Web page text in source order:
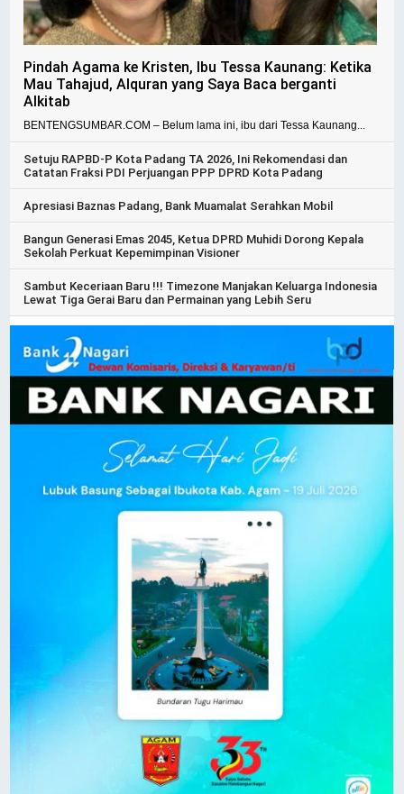
Pindah Agama ke Kristen, Ibu Tessa Kaunang: Ketika
Mau Tahajud, Alquran yang Saya Baca berganti
Alkitab
BENTENGSUMBAR.COM – Belum lama ini, ibu dari Tessa Kaunang...
Setuju RAPBD-P Kota Padang TA 2026, Ini Rekomendasi dan
Catatan Fraksi PDI Perjuangan PPP DPRD Kota Padang
Apresiasi Baznas Padang, Bank Muamalat Serahkan Mobil
Bangun Generasi Emas 2045, Ketua DPRD Muhidi Dorong Kepala
Sekolah Perkuat Kepemimpinan Visioner
Sambut Keceriaan Baru !!! Timezone Manjakan Keluarga Indonesia
Lewat Tiga Gerai Baru dan Permainan yang Lebih Seru